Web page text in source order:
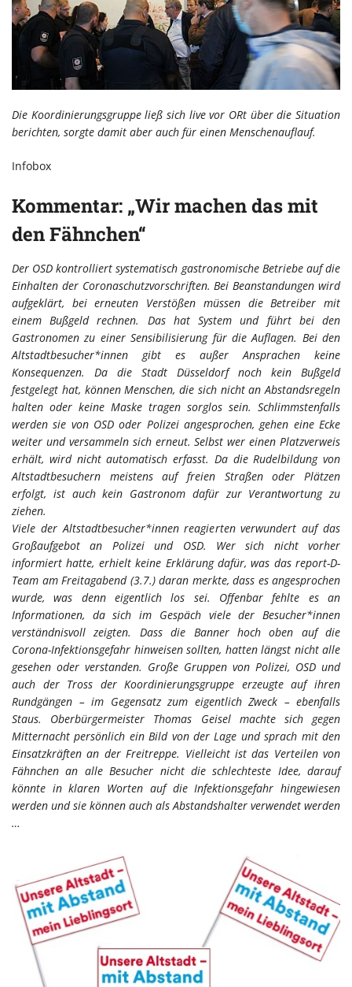
Die Koordinierungsgruppe ließ sich live vor ORt über die Situation
berichten, sorgte damit aber auch für einen Menschenauflauf.
Infobox
Kommentar: „Wir machen das mit
den Fähnchen“
Der OSD kontrolliert systematisch gastronomische Betriebe auf die
Einhalten der Coronaschutzvorschriften. Bei Beanstandungen wird
aufgeklärt, bei erneuten Verstößen müssen die Betreiber mit
einem Bußgeld rechnen. Das hat System und führt bei den
Gastronomen zu einer Sensibilisierung für die Auflagen. Bei den
Altstadtbesucher*innen gibt es außer Ansprachen keine
Konsequenzen. Da die Stadt Düsseldorf noch kein Bußgeld
festgelegt hat, können Menschen, die sich nicht an Abstandsregeln
halten oder keine Maske tragen sorglos sein. Schlimmstenfalls
werden sie von OSD oder Polizei angesprochen, gehen eine Ecke
weiter und versammeln sich erneut. Selbst wer einen Platzverweis
erhält, wird nicht automatisch erfasst. Da die Rudelbildung von
Altstadtbesuchern meistens auf freien Straßen oder Plätzen
erfolgt, ist auch kein Gastronom dafür zur Verantwortung zu
ziehen.
Viele der Altstadtbesucher*innen reagierten verwundert auf das
Großaufgebot an Polizei und OSD. Wer sich nicht vorher
informiert hatte, erhielt keine Erklärung dafür, was das report-D-
Team am Freitagabend (3.7.) daran merkte, dass es angesprochen
wurde, was denn eigentlich los sei. Offenbar fehlte es an
Informationen, da sich im Gespäch viele der Besucher*innen
verständnisvoll zeigten. Dass die Banner hoch oben auf die
Corona-Infektionsgefahr hinweisen sollten, hatten längst nicht alle
gesehen oder verstanden. Große Gruppen von Polizei, OSD und
auch der Tross der Koordinierungsgruppe erzeugte auf ihren
Rundgängen – im Gegensatz zum eigentlich Zweck – ebenfalls
Staus. Oberbürgermeister Thomas Geisel machte sich gegen
Mitternacht persönlich ein Bild von der Lage und sprach mit den
Einsatzkräften an der Freitreppe. Vielleicht ist das Verteilen von
Fähnchen an alle Besucher nicht die schlechteste Idee, darauf
könnte in klaren Worten auf die Infektionsgefahr hingewiesen
werden und sie können auch als Abstandshalter verwendet werden
…